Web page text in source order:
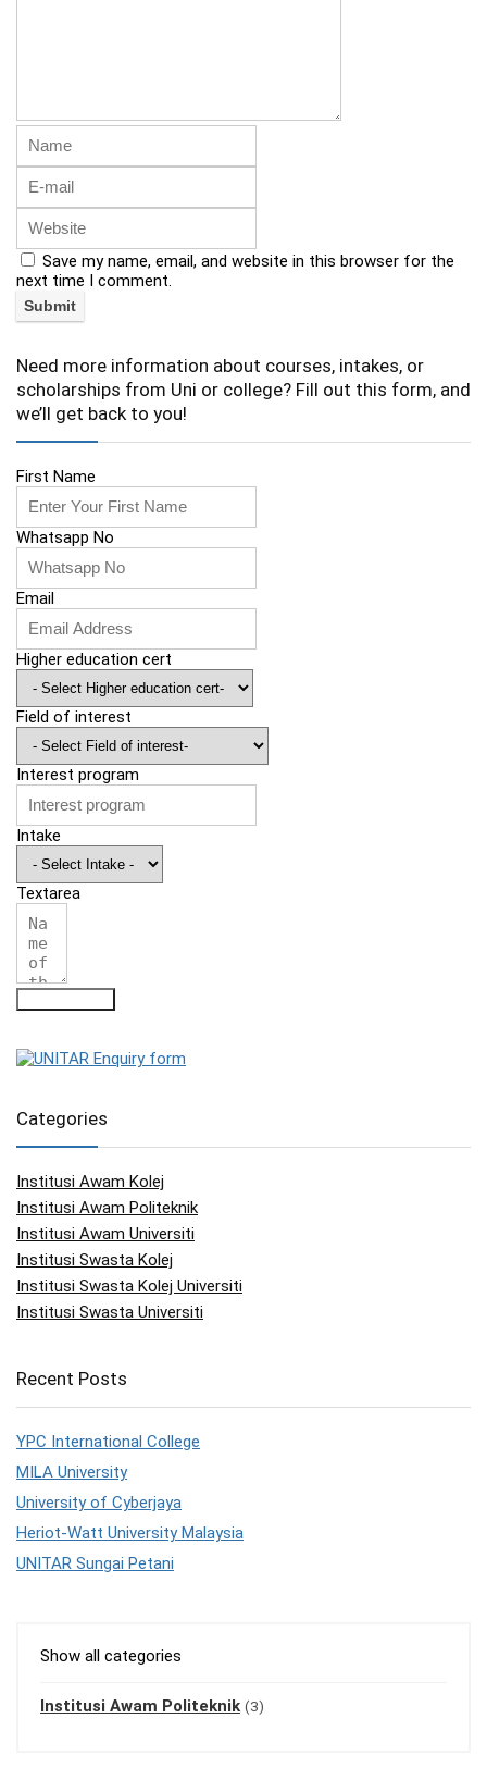
Save my name, email, and website in this browser for the
next time I comment.
Need more information about courses, intakes, or
scholarships from Uni or college? Fill out this form, and
we’ll get back to you!
First Name
Whatsapp No
Email
Higher education cert
Field of interest
Interest program
Intake
Textarea
Categories
Institusi Awam Kolej
Institusi Awam Politeknik
Institusi Awam Universiti
Institusi Swasta Kolej
Institusi Swasta Kolej Universiti
Institusi Swasta Universiti
Recent Posts
YPC International College
MILA University
University of Cyberjaya
Heriot-Watt University Malaysia
UNITAR Sungai Petani
Show all categories
Institusi Awam Politeknik (3)